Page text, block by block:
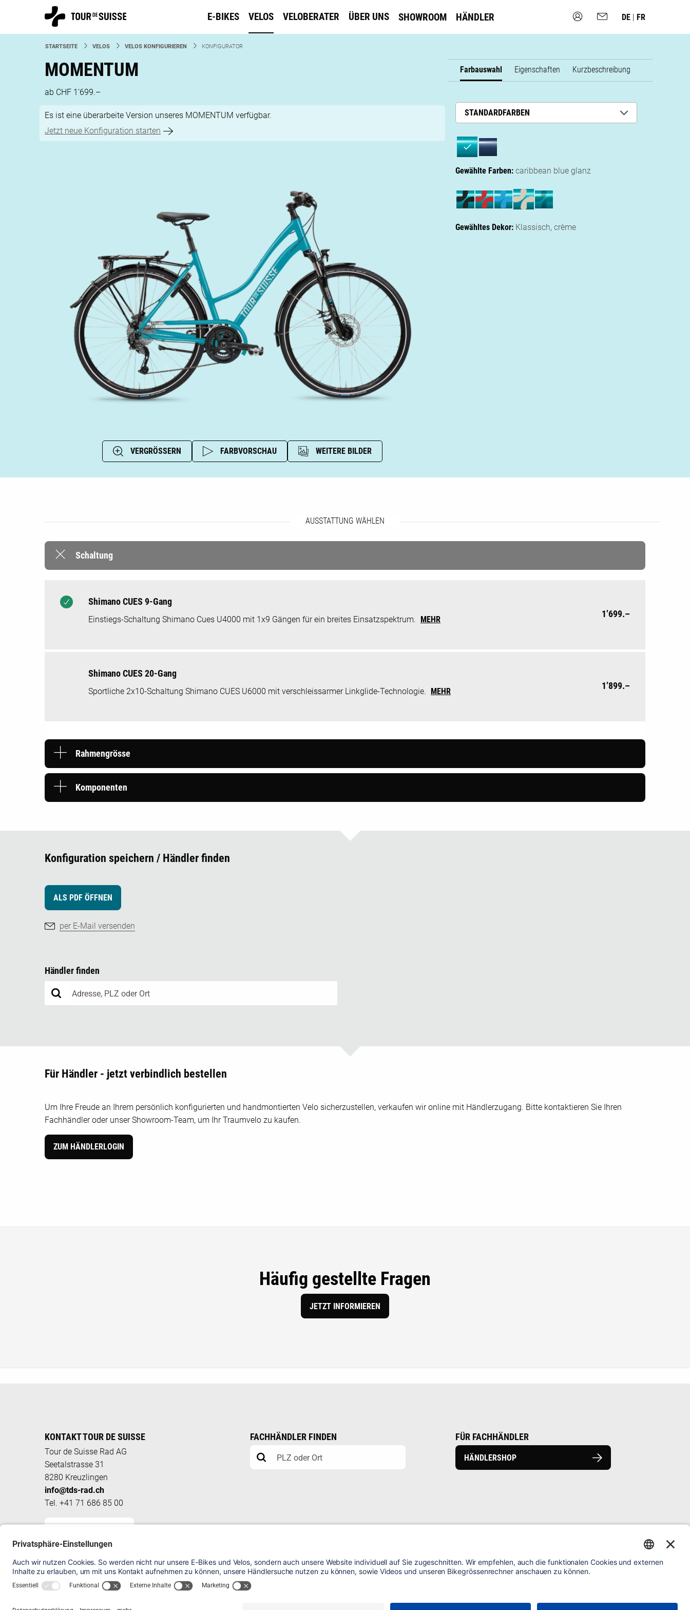
E-BIKES VELOS VELOBERATER ÜBER UNS SHOWROOM HÄNDLER DE | FR
STARTSEITE VELOS VELOS KONFIGURIEREN CURRENT:
KONFIGURATOR
MOMENTUM
ab CHF 1’699.–
Es ist eine überarbeite Version unseres MOMENTUM verfügbar.
Jetzt neue Konfiguration starten
VERGRÖSSERN FARBVORSCHAU WEITERE BILDER
Farbauswahl Eigenschaften Kurzbeschreibung
STANDARDFARBEN
Gewählte Farben: caribbean blue glanz
Gewähltes Dekor: Klassisch, crème
AUSSTATTUNG WÄHLEN
Schaltung
Shimano CUES 9-Gang
Einstiegs-Schaltung Shimano Cues U4000 mit 1x9 Gängen für ein breites Einsatzspektrum. MEHR
1’699.–
Shimano CUES 20-Gang
Sportliche 2x10-Schaltung Shimano CUES U6000 mit verschleissarmer Linkglide-Technologie. MEHR
1’899.–
Rahmengrösse
Komponenten
Konfiguration speichern / Händler finden
ALS PDF ÖFFNEN
per E-Mail versenden
Händler finden
Für Händler - jetzt verbindlich bestellen
Um Ihre Freude an Ihrem persönlich konfigurierten und handmontierten Velo sicherzustellen, verkaufen wir online mit Händlerzugang. Bitte kontaktieren Sie Ihren
Fachhändler oder unser Showroom-Team, um Ihr Traumvelo zu kaufen.
ZUM HÄNDLERLOGIN
Häufig gestellte Fragen
JETZT INFORMIEREN
KONTAKT TOUR DE SUISSE
Tour de Suisse Rad AG
Seetalstrasse 31
8280 Kreuzlingen
info@tds-rad.ch
Tel. +41 71 686 85 00
FACHHÄNDLER FINDEN FÜR FACHHÄNDLER
HÄNDLERSHOP
HÄUFIG GESTELLTE FRAGEN VELO REGISTRIEREN IMPRESSUM